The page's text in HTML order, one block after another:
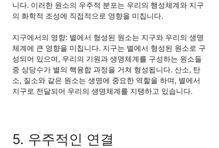
니다. 이러한 원소의 우주적 분포는 우리의 행성체계와 지구
의 화학적 조성에 직접적으로 영향을 미칩니다.
지구에서의 영향: 별에서 형성된 원소는 지구와 우리의 생명
체계에 큰 영향을 미칩니다. 지구는 별에서 형성된 원소로 구
성되어 있으며, 우리의 기원과 생명체계를 구성하는 원소들
중 상당수가 별의 핵융합 과정을 거쳐 형성됩니다. 산소, 탄
소, 질소와 같은 원소는 생명에 중요한 역할을 하며, 별에서
지구로 전달되어 우리의 생명체계를 지탱하고 있습니다.
5. 우주적인 연결